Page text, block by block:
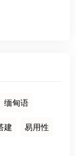
缅甸语
建 易用性